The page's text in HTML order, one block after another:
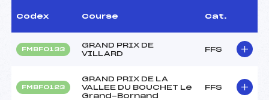
Codex Course Cat.
FMBF0133
GRAND PRIX DE
VILLARD
FFS
FMBF0123
GRAND PRIX DE LA
VALLEE DU BOUCHET Le
Grand-Bornand
FFS